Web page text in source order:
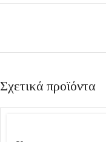
Σχετικά προϊόντα